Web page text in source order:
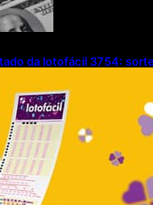
da lotofácil 3754: